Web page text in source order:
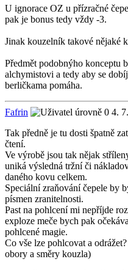
U ignorace OZ u přízračné
pak je bonus tedy vždy -3.
Jinak kouzelník takové nějaké
Předmět podobnýho konceptu
alchymistovi a tedy aby se
berličkama pomáha.
Fafrin
4.
Tak předně je tu dosti špatně
čtení.
Ve výrobě jsou tak nějak
uniká výsledná tržní či
daného kovu celkem.
Speciální zraňování čepele by
písmen zranitelnosti.
Past na pohlcení mi nepříjde
exploze meče bych pak
pohlcené magie.
Co vše lze pohlcovat a
obory a směry kouzla)